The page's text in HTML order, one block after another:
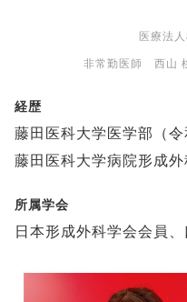
医療法
非常勤医師 西山
経歴
藤田医科大学医学部（
藤田医科大学病院形成外
所属学会
日本形成外科学会会員